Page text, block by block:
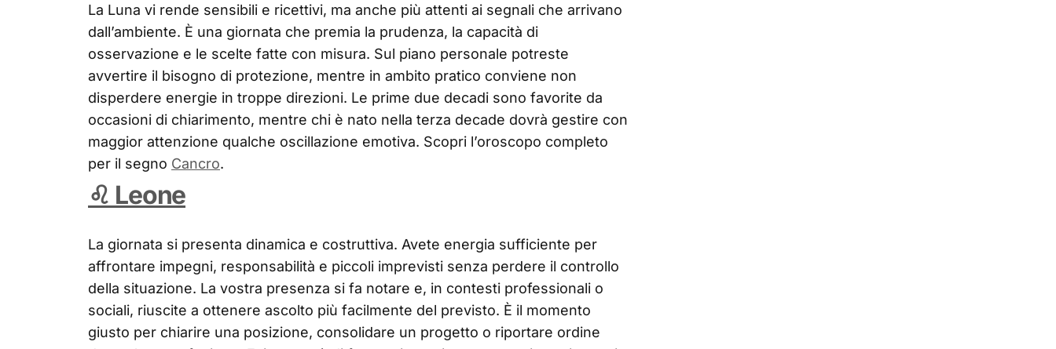
La Luna vi rende sensibili e ricettivi, ma anche più attenti ai segnali che arrivano
dall’ambiente. È una giornata che premia la prudenza, la capacità di
osservazione e le scelte fatte con misura. Sul piano personale potreste
avvertire il bisogno di protezione, mentre in ambito pratico conviene non
disperdere energie in troppe direzioni. Le prime due decadi sono favorite da
occasioni di chiarimento, mentre chi è nato nella terza decade dovrà gestire con
maggior attenzione qualche oscillazione emotiva. Scopri l’oroscopo completo
per il segno Cancro.
♌ Leone
La giornata si presenta dinamica e costruttiva. Avete energia sufficiente per
affrontare impegni, responsabilità e piccoli imprevisti senza perdere il controllo
della situazione. La vostra presenza si fa notare e, in contesti professionali o
sociali, riuscite a ottenere ascolto più facilmente del previsto. È il momento
giusto per chiarire una posizione, consolidare un progetto o riportare ordine